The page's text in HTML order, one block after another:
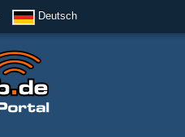
Deutsch